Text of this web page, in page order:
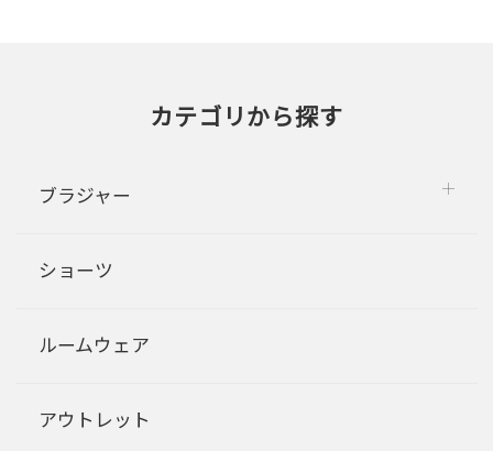
カテゴリから探す
ブラジャー
ショーツ
ルームウェア
アウトレット